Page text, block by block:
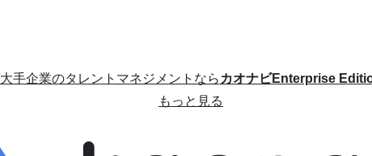
大手企業のタレントマネジメントならカオナビEnterprise
もっと見る